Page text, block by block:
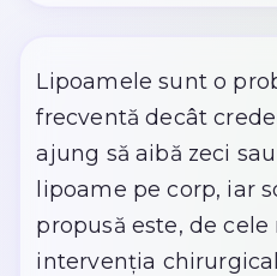
Lipoamele sunt o
frecventă decât
ajung să aibă zeci
lipoame pe corp, iar
propusă este, de
intervenția